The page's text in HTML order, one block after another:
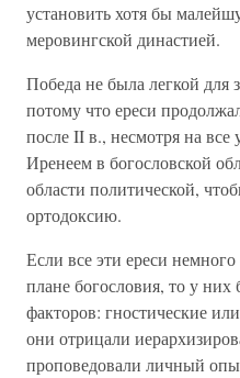
установить хотя бы
меровингской династией.
Победа не была легкой
потому что ереси
после II в., несмотря на
Иренеем в богословской
области политической,
ортодоксию.
Если все эти ереси
плане богословия, то у
факторов: гностические
они отрицали
проповедовали личный